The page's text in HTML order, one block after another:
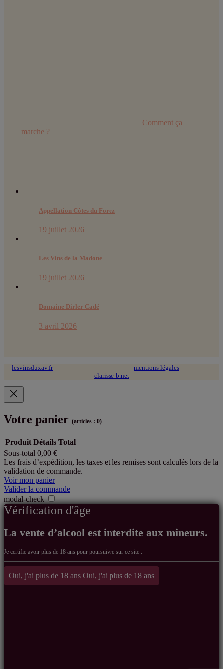
Comment ça
marche ?
Appellation Côtes du Forez
19 juillet 2026
Les Vins de la Madone
19 juillet 2026
Domaine Dirler Cadé
3 avril 2026
lesvinsduxav.fr© 2024 tous droits réservés ~ mentions légales
clarisse-b.net
Votre panier (articles : 0)
Produits
dans
le
panier
Produit Détails Total
Sous-total 0,00 €
Les frais d’expédition, les taxes et les remises sont calculés lors de la
validation de commande.
Voir mon panier
Valider la commande
modal-check
Vérification d'âge
La vente d’alcool est interdite aux mineurs.
Je certifie avoir plus de 18 ans pour poursuivre sur ce site :
Oui, j'ai plus de 18 ans Oui, j'ai plus de 18 ans